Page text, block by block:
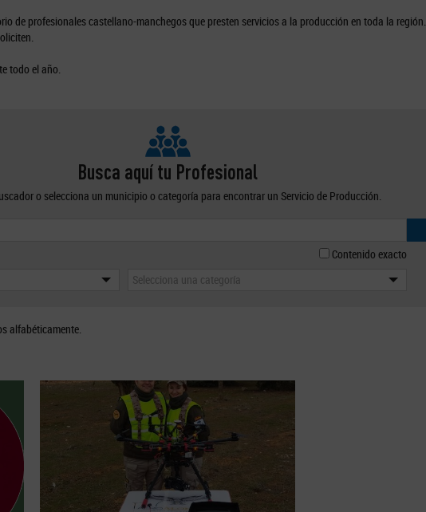
de profesionales castellano-manchegos que presten servicios a la producción en toda la región.
todo el año.
Busca aquí tu Profesional
o selecciona un municipio o categoría para encontrar un Servicio de Producción.
Contenido exacto
Selecciona una categoría
alfabéticamente.